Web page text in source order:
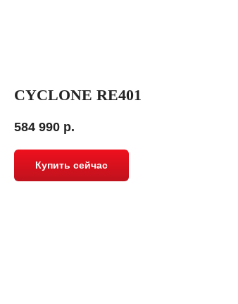
CYCLONE RE401
584 990 р.
Купить сейчас